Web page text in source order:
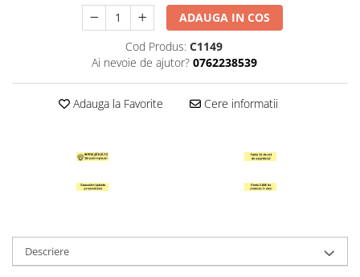
Hartie Quilling
Hartie glasata si creponata
Articole copii si cadouri
Penar 1 fermoar cu extensii
Penar borseta neechipat
Plastilina / Lut
Pixuri pentru copii
ADAUGA IN COS
Cod Produs: C1149
Ai nevoie de ajutor? 0762238539
Adauga la Favorite Cere informatii
Descriere